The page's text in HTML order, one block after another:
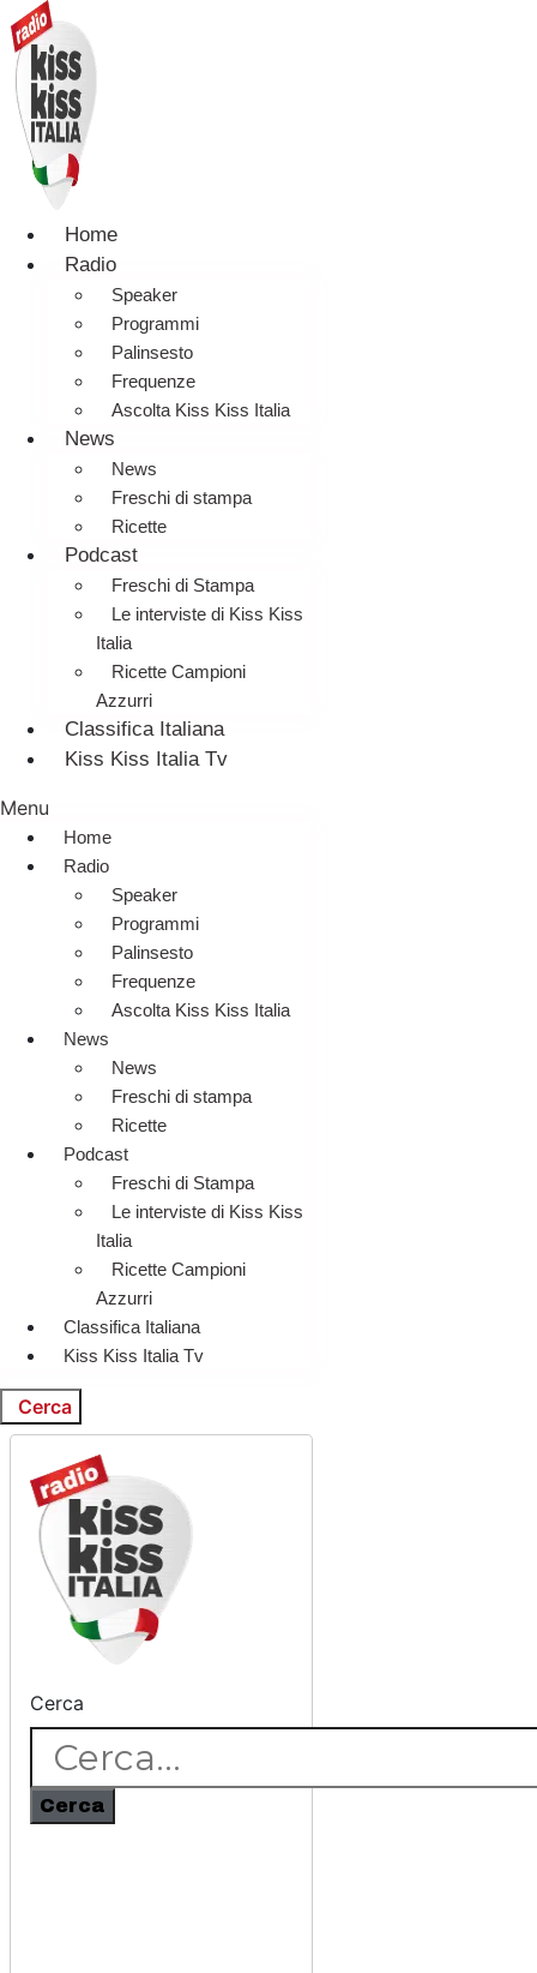
Home
Radio
Speaker
Programmi
Palinsesto
Frequenze
Ascolta Kiss Kiss Italia
News
News
Freschi di stampa
Ricette
Podcast
Freschi di Stampa
Le interviste di Kiss Kiss
Italia
Ricette Campioni
Azzurri
Classifica Italiana
Kiss Kiss Italia Tv
Menu
Home
Radio
Speaker
Programmi
Palinsesto
Frequenze
Ascolta Kiss Kiss Italia
News
News
Freschi di stampa
Ricette
Podcast
Freschi di Stampa
Le interviste di Kiss Kiss
Italia
Ricette Campioni
Azzurri
Classifica Italiana
Kiss Kiss Italia Tv
Cerca
Cerca
Cerca